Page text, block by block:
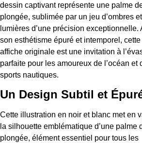
dessin captivant représente une palme
plongée, sublimée par un jeu d’ombres
lumières d’une précision exceptionnelle.
son esthétisme épuré et intemporel, cette
affiche originale est une invitation à
parfaite pour les amoureux de l’océan et
sports nautiques.
Un Design Subtil et
Cette illustration en noir et blanc met en
la silhouette emblématique d’une palme
plongée, élément essentiel pour tous les